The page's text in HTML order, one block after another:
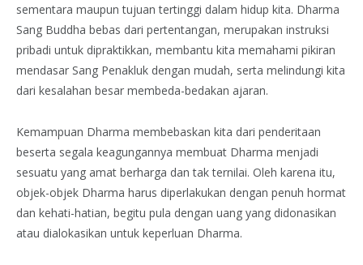
sementara maupun tujuan tertinggi dalam hidup kita. Dharma
Sang Buddha bebas dari pertentangan, merupakan instruksi
pribadi untuk dipraktikkan, membantu kita memahami pikiran
mendasar Sang Penakluk dengan mudah, serta melindungi kita
dari kesalahan besar membeda-bedakan ajaran.
Kemampuan Dharma membebaskan kita dari penderitaan
beserta segala keagungannya membuat Dharma menjadi
sesuatu yang amat berharga dan tak ternilai. Oleh karena itu,
objek-objek Dharma harus diperlakukan dengan penuh hormat
dan kehati-hatian, begitu pula dengan uang yang didonasikan
atau dialokasikan untuk keperluan Dharma.